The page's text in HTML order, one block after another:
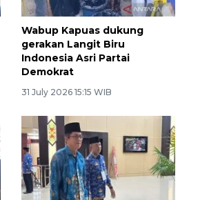
Wabup Kapuas dukung
gerakan Langit Biru
Indonesia Asri Partai
Demokrat
31 July 2026 15:15 WIB